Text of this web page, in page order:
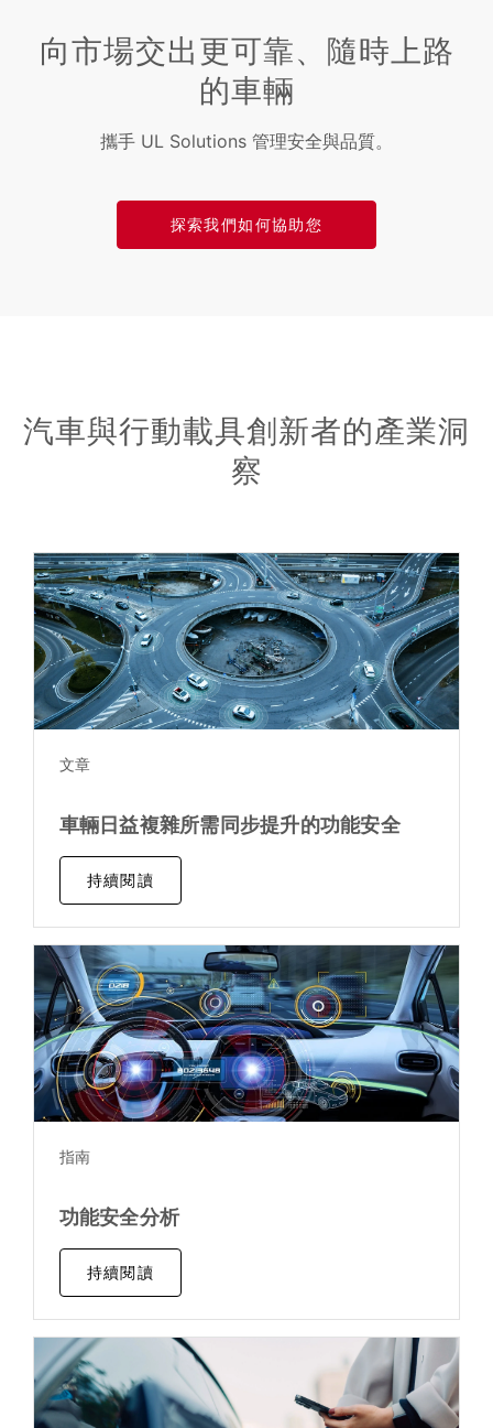
向市場交出更可靠、隨時上路
的車輛
攜手 UL Solutions 管理安全與品質。
探索我們如何協助您
汽車與行動載具創新者的產業洞
察
文章
車輛日益複雜所需同步提升的功能安全
持續閱讀
指南
功能安全分析
持續閱讀